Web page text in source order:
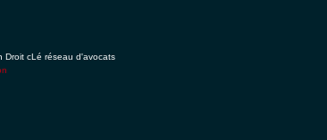
cLé réseau d'avocats